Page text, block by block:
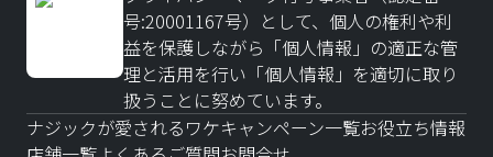
号:20001167号）として、個人の権利や利
益を保護しながら「個人情報」の適正な管
理と活用を行い「個人情報」を適切に取り
扱うことに努めています。
ナジックが愛されるワケキャンペーン一覧お役立ち情報